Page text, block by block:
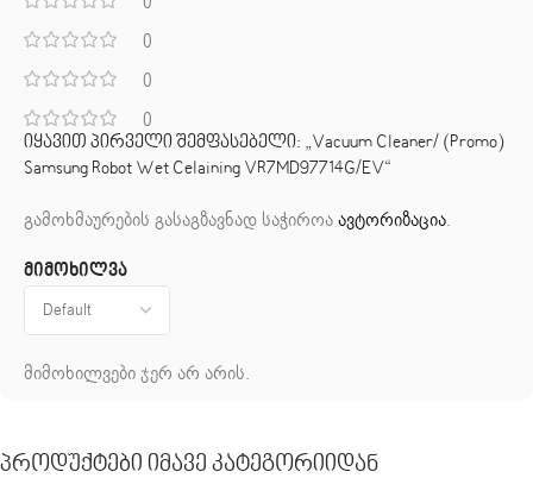
0
0
0
მიმოხილვა
მიმოხილვები ჯერ არ არის.
იყავით პირველი შემფასებელი: „Vacuum Cleaner/ (Promo)
Samsung Robot Wet Celaining VR7MD97714G/EV“
გამოხმაურების გასაგზავნად საჭიროაავტორიზაცია.
Პროდუქტები Იმავე Კატეგორიიდან